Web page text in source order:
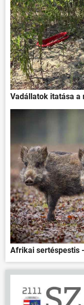
Vadállatok itatása a
Afrikai sertéspestis